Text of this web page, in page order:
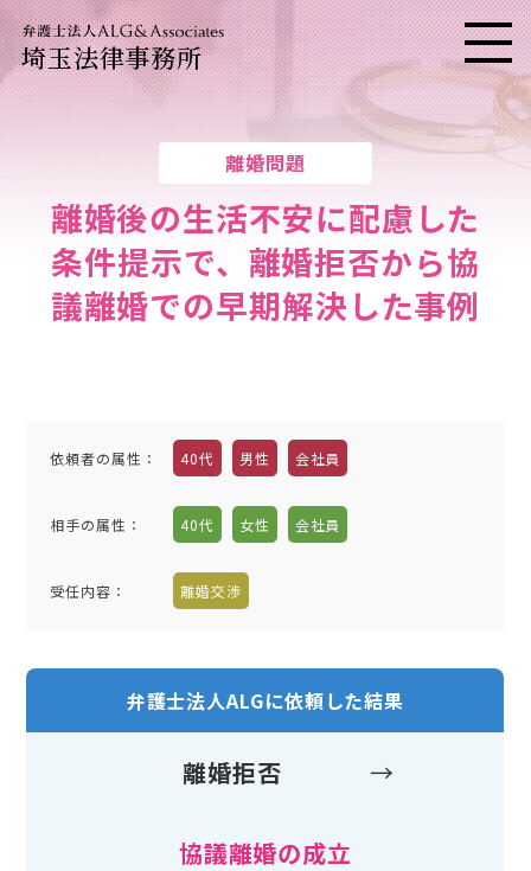
埼玉法律事務所 メニ
離婚問題
離婚後の生活不安に配慮した
条件提示で、離婚拒否から協
議離婚での早期解決した事例
依頼者の属性： 40代 男性 会社員
相手の属性 ： 40代 女性 会社員
受任内容 ： 離婚交渉
弁護士法人ALGに依頼した結果
離婚拒否 →
協議離婚の成立